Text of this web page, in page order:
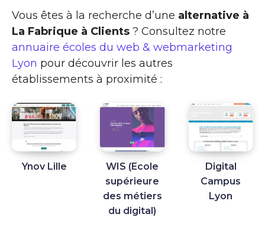
Vous êtes à la recherche d’une alternative à
La Fabrique à Clients ? Consultez notre
annuaire écoles du web & webmarketing
Lyon pour découvrir les autres
établissements à proximité :
Ynov Lille
WIS (Ecole
supérieure
des métiers
du digital)
Digital
Campus
Lyon